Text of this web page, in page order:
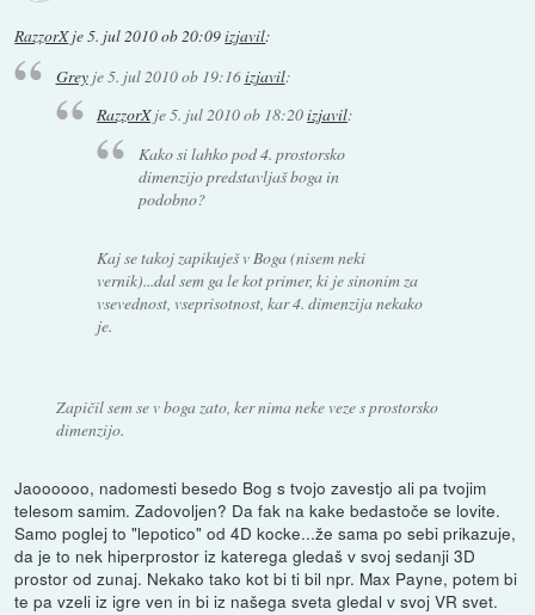
RazzorXje5. jul 2010 ob 20:09izjavil:
Greyje5. jul 2010 ob 19:16izjavil:
RazzorXje5. jul 2010 ob 18:20izjavil:
Kako si lahko pod 4. prostorsko
dimenzijo predstavljaš boga in
podobno?
Kaj se takoj zapikuješ v Boga (nisem neki
vernik)...dal sem ga le kot primer, ki je sinonim za
vsevednost, vseprisotnost, kar 4. dimenzija nekako
je.
Zapičil sem se v boga zato, ker nima neke veze s prostorsko
dimenzijo.
Jaoooooo, nadomesti besedo Bog s tvojo zavestjo ali pa tvojim
telesom samim. Zadovoljen? Da fak na kake bedastoče se lovite.
Samo poglej to "lepotico" od 4D kocke...že sama po sebi prikazuje,
da je to nek hiperprostor iz katerega gledaš v svoj sedanji 3D
prostor od zunaj. Nekako tako kot bi ti bil npr. Max Payne, potem bi
te pa vzeli iz igre ven in bi iz našega sveta gledal v svoj VR svet.